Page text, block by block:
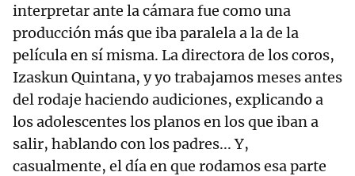
interpretar ante la cámara fue como una
producción más que iba paralela a la de la
película en sí misma. La directora de los coros,
Izaskun Quintana, y yo trabajamos meses antes
del rodaje haciendo audiciones, explicando a
los adolescentes los planos en los que iban a
salir, hablando con los padres... Y,
casualmente, el día en que rodamos esa parte